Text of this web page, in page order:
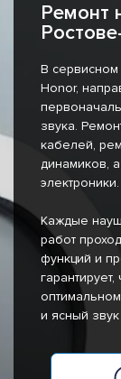
Ремонт
В сервисном
Honor,
звука.
кабелей,
динамиков,
электроники.
Каждые
работ
функций и
и ясный